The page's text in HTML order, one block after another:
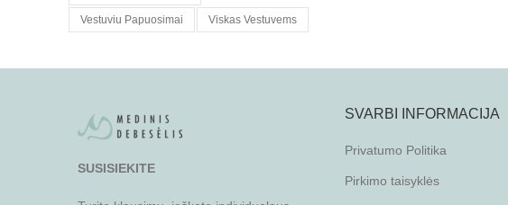
Vestuviu Papuosimai Viskas Vestuvems
SUSISIEKITE
SVARBI INFORMACIJA
Privatumo Politika
Pirkimo taisyklės